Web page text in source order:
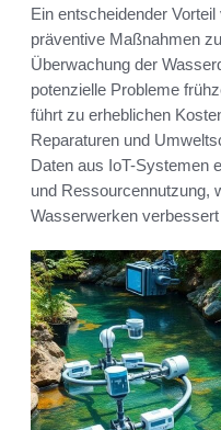
Ein entscheidender
präventive Maßnahmen
Überwachung der
potenzielle Probleme
führt zu erheblichen
Reparaturen und
Daten aus IoT-Systemen
und Ressourcennutzung,
Wasserwerken verbessert